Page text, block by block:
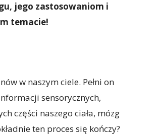
jego zastosowaniom i
temacie!
w naszym ciele. Pełni on
sensorycznych,
części naszego ciała, mózg
ten proces się kończy?